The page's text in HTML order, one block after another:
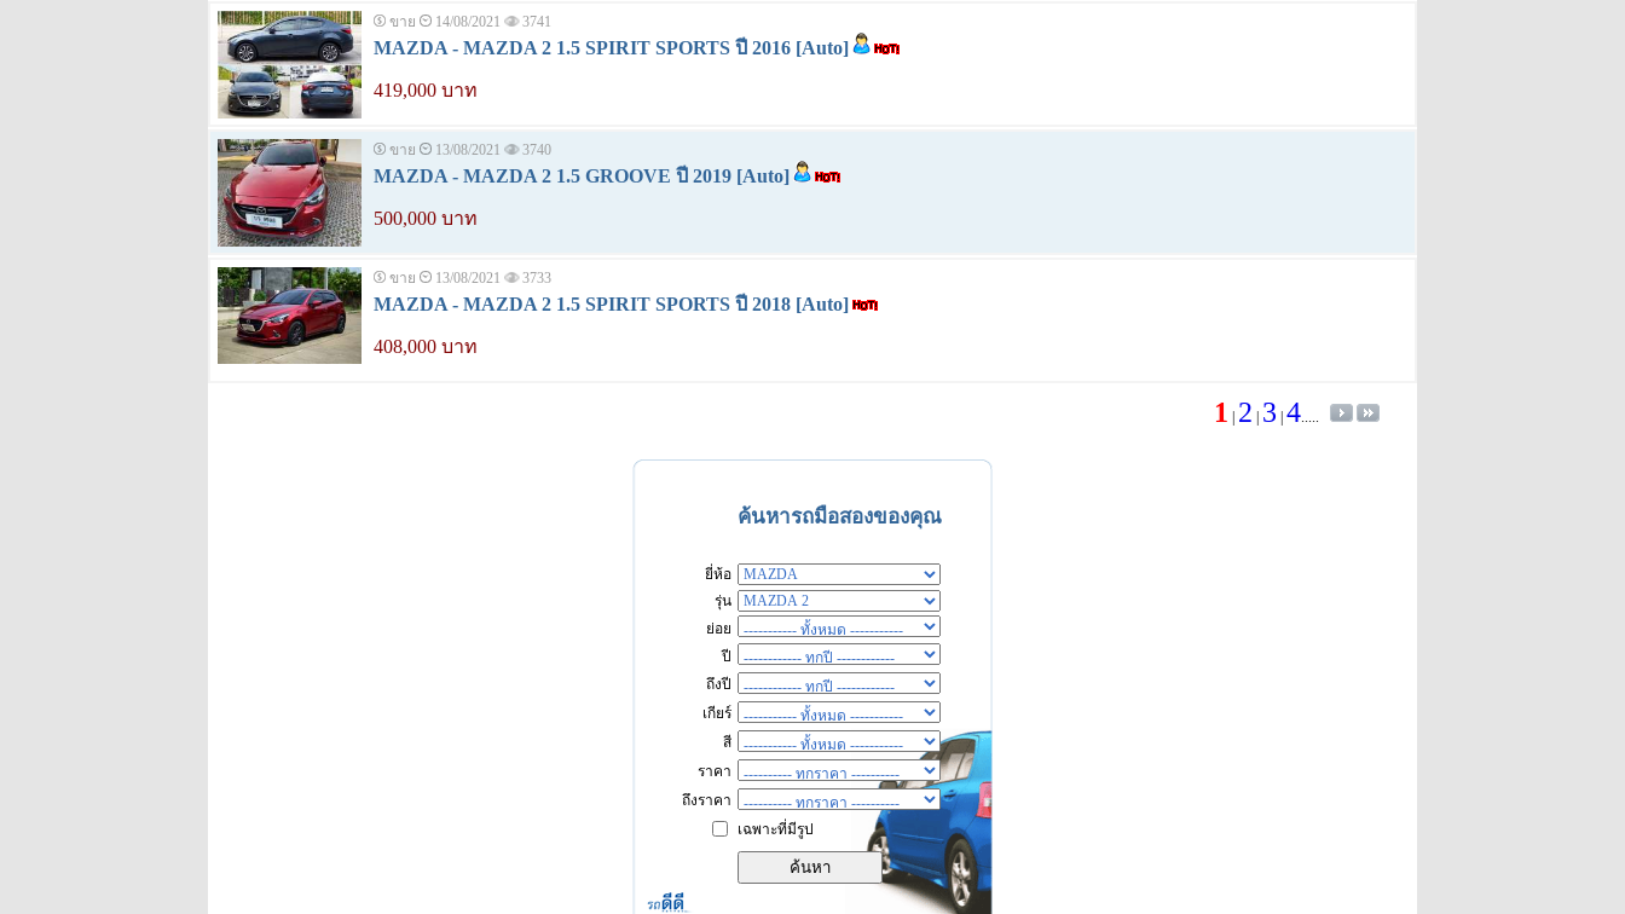
ขาย 14/08/2021 3741
MAZDA - MAZDA 2 1.5 SPIRIT SPORTS ปี 2016 [Auto]
419,000 บาท
ขาย 13/08/2021 3740
MAZDA - MAZDA 2 1.5 GROOVE ปี 2019 [Auto]
500,000 บาท
ขาย 13/08/2021 3733
MAZDA - MAZDA 2 1.5 SPIRIT SPORTS ปี 2018 [Auto]
408,000 บาท
1 2 3 4.....
ค้นหารถมือสองของคุณ
ยี่ห้อ
รุ่น
ย่อย
ปี
ถึงปี
เกียร์
สี
ราคา
ถึงราคา
เฉพาะที่มีรูป